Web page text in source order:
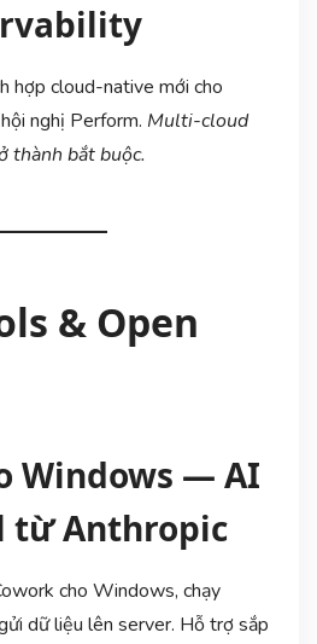
hợp cloud-native mới cho
nghị Perform. Multi-cloud
thành bắt buộc.
& Open
Windows — AI
từ Anthropic
cho Windows, chạy
dữ liệu lên server. Hỗ trợ sắp